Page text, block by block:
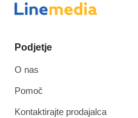
Podjetje
O nas
Pomoč
Kontaktirajte prodajalca